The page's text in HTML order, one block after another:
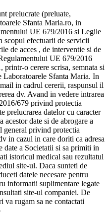
prelucrate (preluate,
Sfanta Maria.ro, in
UE 679/2016 si Legile
scopul efectuarii de servicii
de acces , de interventie si de
UE 679/2016
printr-o cerere scrisa, semnata si
Laboratoarele Sfanta Maria. In
in cadrul cererii, raspunsul il
dv. Avand in vedere intrarea
679 privind protectia
prelucrarea datelor cu caracter
date si de abrogare a
privind protectia
in cazul in care doriti ca adresa
date a Societatii si sa primiti in
istoricul medical sau rezultatul
site-ul. Daca sunteti de
datele necesare pentru
informatii suplimentare legate
site-ul companiei. De
va rugam sa ne contactati